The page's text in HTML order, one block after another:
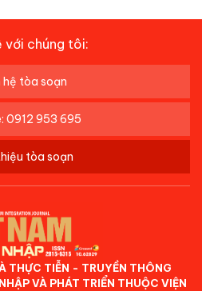
với chúng tôi:
hệ tòa soạn
0912 953 695
tòa soạn
THỰC TIỄN - TRUYỀN THÔNG
VÀ PHÁT TRIỂN THUỘC VIỆN